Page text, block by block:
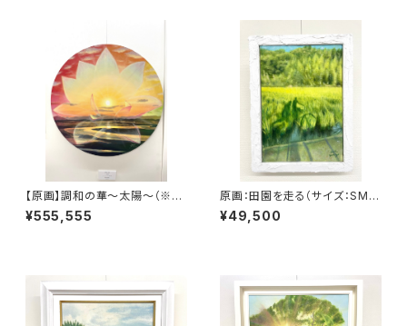
【原画】調和の華〜太陽〜（※特
別記念作品の為、価格及び販売
条件調整中）
¥555,555
原画：田園を走る（サイズ：SM
号・額縁外寸：よこ25.8cm×た
て32.7㎝×奥行4.5㎝）
¥49,500